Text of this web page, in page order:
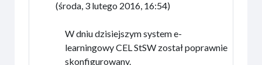
(środa, 3 lutego 2016, 16:54)
W dniu dzisiejszym system e-
learningowy CEL StSW został poprawnie
skonfigurowany.